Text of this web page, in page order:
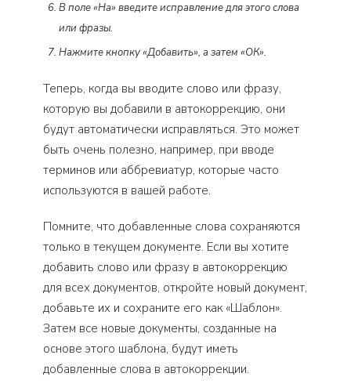
В поле «На» введите исправление для этого слова
или фразы.
Нажмите кнопку «Добавить», а затем «ОК».
Теперь, когда вы вводите слово или фразу,
которую вы добавили в автокоррекцию, они
будут автоматически исправляться. Это может
быть очень полезно, например, при вводе
терминов или аббревиатур, которые часто
используются в вашей работе.
Помните, что добавленные слова сохраняются
только в текущем документе. Если вы хотите
добавить слово или фразу в автокоррекцию
для всех документов, откройте новый документ,
добавьте их и сохраните его как «Шаблон».
Затем все новые документы, созданные на
основе этого шаблона, будут иметь
добавленные слова в автокоррекции.